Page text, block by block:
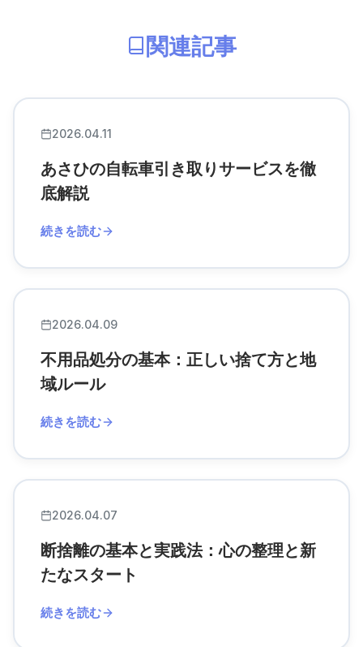
関連記事
2026.04.11
あさひの自転車引き取りサービスを徹
底解説
続きを読む
2026.04.09
不用品処分の基本：正しい捨て方と地
域ルール
続きを読む
2026.04.07
断捨離の基本と実践法：心の整理と新
たなスタート
続きを読む